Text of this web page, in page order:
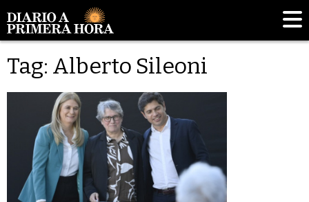
Tag: Alberto Sileoni